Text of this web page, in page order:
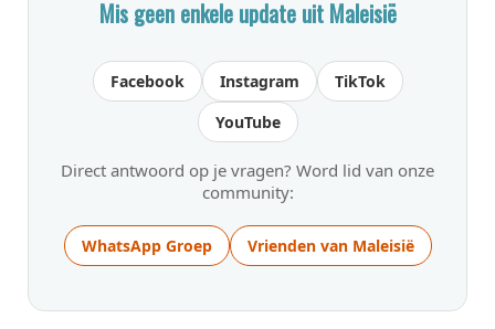
Mis geen enkele update uit Maleisië
Facebook Instagram
TikTok
YouTube
Direct antwoord op je vragen? Word lid van onze
community:
WhatsApp Groep Vrienden van Maleisië